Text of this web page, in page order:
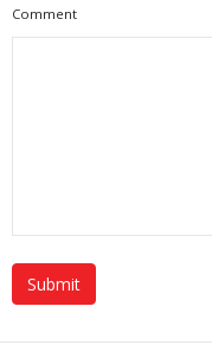
Comment